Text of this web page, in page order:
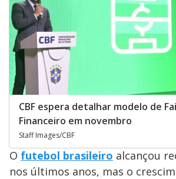
CBF espera detalhar modelo de
Financeiro em novembro
Staff Images/CBF
O futebol brasileiro alcançou
nos últimos anos, mas o